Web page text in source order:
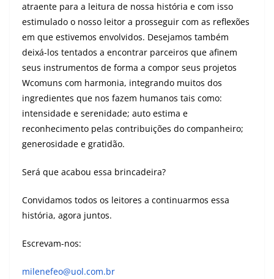
atraente para a leitura de nossa história e com isso
estimulado o nosso leitor a prosseguir com as reflexões
em que estivemos envolvidos. Desejamos também
deixá-los tentados a encontrar parceiros que afinem
seus instrumentos de forma a compor seus projetos
Wcomuns com harmonia, integrando muitos dos
ingredientes que nos fazem humanos tais como:
intensidade e serenidade; auto estima e
reconhecimento pelas contribuições do companheiro;
generosidade e gratidão.
Será que acabou essa brincadeira?
Convidamos todos os leitores a continuarmos essa
história, agora juntos.
Escrevam-nos:
milenefeo@uol.com.br